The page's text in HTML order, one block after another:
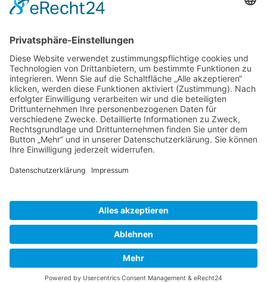
Service Hotline
Shop Service
Informationen
* Alle Preise inkl. gesetzl. Mehrwertsteuer zzgl.Versandkostenund ggf.
Nachnahmegebühren, wenn nicht anders beschrieben
Bestellung Downloads
Widerrufsbelehrung Datenschutz
Impressum
Realisiert mit Shopware